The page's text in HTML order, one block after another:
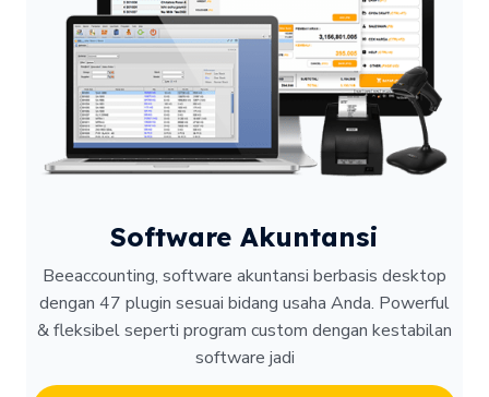
Software Akuntansi
Beeaccounting, software akuntansi berbasis desktop
dengan 47 plugin sesuai bidang usaha Anda. Powerful
& fleksibel seperti program custom dengan kestabilan
software jadi